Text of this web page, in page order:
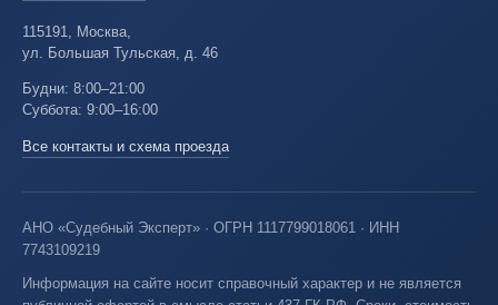
115191, Москва,
ул. Большая Тульская, д. 46
Будни: 8:00–21:00
Суббота: 9:00–16:00
Все контакты и схема проезда
АНО «Судебный Эксперт» · ОГРН 1117799018061 · ИНН
7743109219
Информация на сайте носит справочный характер и не является